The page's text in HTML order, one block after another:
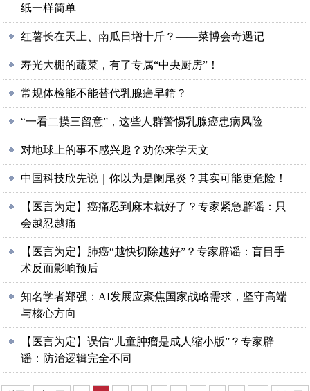
纸一样简单
红薯长在天上、南瓜日增十斤？——菜博会奇遇记
寿光大棚的蔬菜，有了专属“中央厨房”！
常规体检能不能替代乳腺癌早筛？
“一看二摸三留意”，这些人群警惕乳腺癌患病风险
对地球上的事不感兴趣？劝你来学天文
中国科技欣先说｜你以为是阑尾炎？其实可能更危险！
【医言为定】癌痛忍到麻木就好了？专家紧急辟谣：只
会越忍越痛
【医言为定】肺癌“越快切除越好”？专家辟谣：盲目手
术反而影响预后
知名学者郑强：AI发展应聚焦国家战略需求，坚守高端
与核心方向
【医言为定】误信“儿童肿瘤是成人缩小版”？专家辟
谣：防治逻辑完全不同